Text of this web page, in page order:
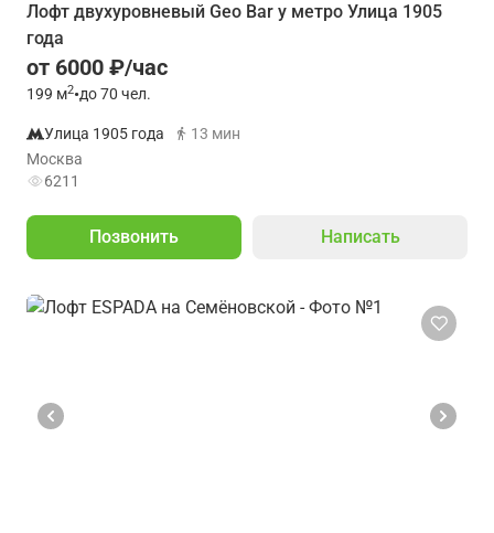
Лофт двухуровневый Geo Bar у метро Улица 1905
года
от 6000 ₽/час
199 м2•до 70 чел.
Улица 1905 года
13 мин
Москва
6211
Позвонить Написать